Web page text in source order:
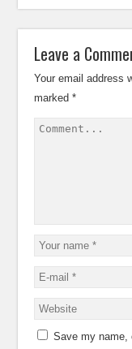
Leave a
Your email address
marked*
Save my name,